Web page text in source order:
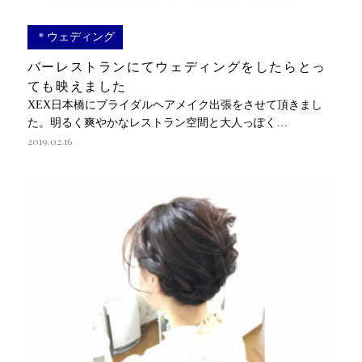
＊ウェディング
バーレストランにてウェディングをしたらとっ
ても映えました
XEX日本橋にブライダルヘアメイク出張をさせて頂きまし
た。明るく爽やかなレストラン空間と大人っぽく…
2019.02.16